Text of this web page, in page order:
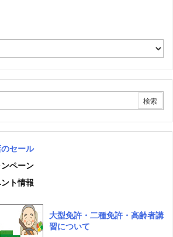
セール
ペーン
ト情報
大型免許・二種免許・高齢者講
習について